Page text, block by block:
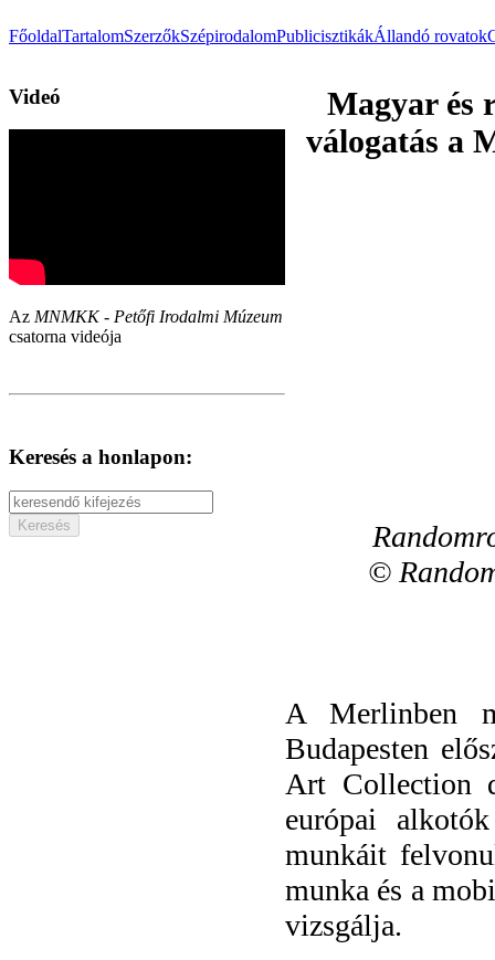
FőoldalTartalomSzerzőkSzépirodalomPublicisztikákÁllandó rovatok
Videó
Az MNMKK - Petőfi Irodalmi Múzeum
csatorna videója
Keresés a honlapon:
Magyar és
válogatás a
©
A Merlinben
Budapesten
Art Collection
európai
munkáit
munka és a
vizsgálja.